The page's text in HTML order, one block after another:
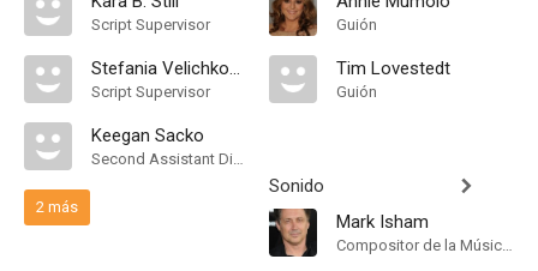
Script Supervisor
Stefania Velichkova
Script Supervisor
Keegan Sacko
Second Assistant Director
2 más
Guión
Tim Lovestedt
Guión
Sonido
Mark Isham
Compositor de la Música Original